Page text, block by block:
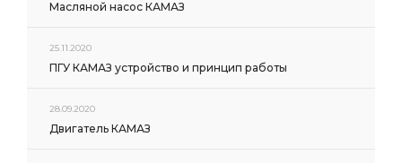
Масляной насос КАМАЗ
25.11.2020
ПГУ КАМАЗ устройство и принцип работы
28.09.2020
Двигатель КАМАЗ